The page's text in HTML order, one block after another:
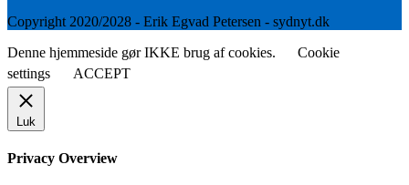
Copyright 2020/2028 - Erik Egvad Petersen - sydnyt.dk
Denne hjemmeside gør IKKE brug af cookies.
Cookie
settings
ACCEPT
Luk
Privacy Overview